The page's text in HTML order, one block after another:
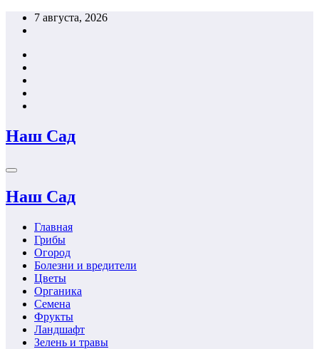
Перейти7 августа, 2026
Наш Сад
Наш Сад
Главная
Грибы
Огород
Болезни и вредители
Цветы
Органика
Семена
Фрукты
Ландшафт
Зелень и травы